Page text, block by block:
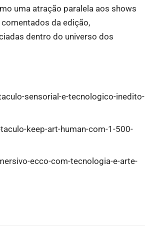
uma atração paralela aos shows
da edição,
dentro do universo dos
sensorial-e-tecnologico-inedito-
keep-art-human-com-1-500-
ecco-com-tecnologia-e-arte-